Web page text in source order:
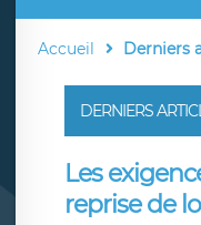
Accueil Derniers
DERNIERS
Les
reprise de